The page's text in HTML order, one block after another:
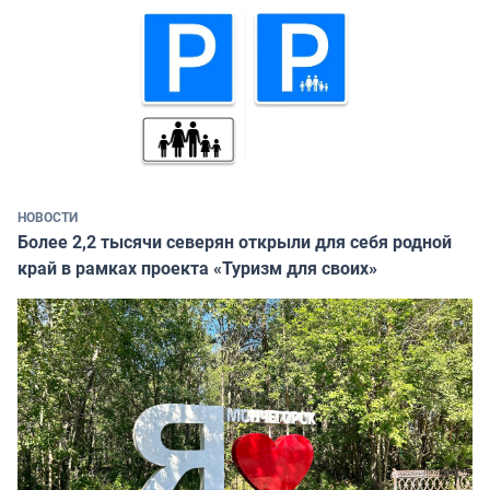
НОВОСТИ
Более 2,2 тысячи северян открыли для себя родной
край в рамках проекта «Туризм для своих»